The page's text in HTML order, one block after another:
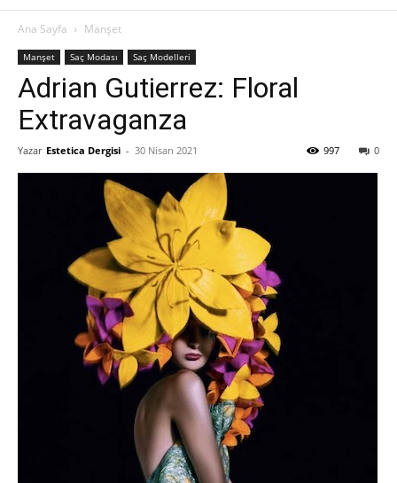
Ana Sayfa Manşet
Manşet Saç Modası Saç Modelleri
Adrian Gutierrez: Floral
Extravaganza
Yazar Estetica Dergisi - 30 Nisan 2021 0
997